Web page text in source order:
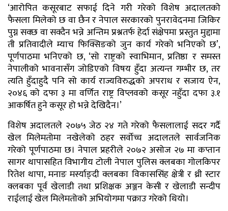
‘आरोपित कसूरबाट सफाई दिने गरी गरेको विशेष अदालतको
फैसला मिलेको छ वा छैन र नेपाल सरकारको पुनरावेदनमा जिकिर
पुग्न सक्छ वा सक्दैन भन्ने अन्तिम प्रश्नतर्फ हेर्दा संक्षेपमा प्रस्तुत मुद्दामा
ती प्रतिवादीले म्याच फिक्सिङको जुन कार्य गरेको भनिएको छ’,
पूर्णपाठमा भनिएको छ, ‘सो राष्ट्रको स्वाभिमान, प्रतिष्ठा र समस्त
नेपालीको भावनासँग जोडिएको विषय हुँदा अत्यन्त गम्भीर छ, तर
त्यति हुँदाहुदै पनि सो कार्य राज्यविरुद्धको अपराध र सजाय ऐन,
२०४६ को दफा ३ मा वर्णित राष्ट्र विप्लवको कसूर नहुँदा दफा ३.१
आकर्षित हुने कसूर हो भन्ने देखिदैन।’
विशेष अदालतले २०७५ जेठ २४ गते गरेको फैसलालाई सदर गर्दै
खेल मिलेमतोमा नखेलेको ठहर सर्वोच्च अदालतले सार्वजनिक
गरेको पूर्णपाठमा छ। नेपाल प्रहरीले २०७२ असोज २७ मा कप्तान
सागर थापासहित विभागीय टोली नेपाल पुलिस क्लबका गोलकिपर
रितेश थापा, मनाङ मर्स्याङ्दी क्लबका विकाससिंह क्षेत्री र थ्री स्टार
क्लबका पूर्व खेलाडी तथा प्रशिक्षक अञ्जन केसी र खेलाडी सन्दीप
राईलाई खेल मिलेमतोको अभियोगमा पक्राउ गरेको थियो।